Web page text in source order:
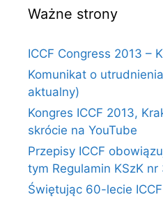
Ważne strony
ICCF Congress 2013 –
Komunikat o
aktualny)
Kongres ICCF 2013,
skrócie na YouTube
Przepisy ICCF
tym Regulamin KSzK nr
Świętując 60-lecie ICCF